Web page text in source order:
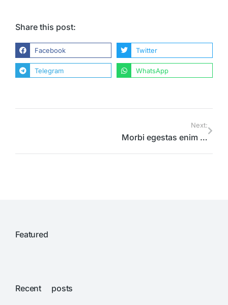
Share this post:
Facebook Twitter
Telegram WhatsApp
Next:
Morbi egestas enim ut nibh faucibus id lobortis elit cursus
Featured
Recent posts